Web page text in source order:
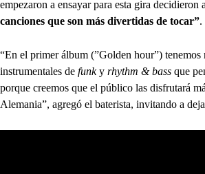
empezaron a ensayar para esta gira decidieron
canciones que son más divertidas de tocar”.
“En el primer álbum (”Golden hour”) tenemos
instrumentales de funky rhythm & bass que
porque creemos que el público las disfrutará
Alemania”, agregó el baterista, invitando a